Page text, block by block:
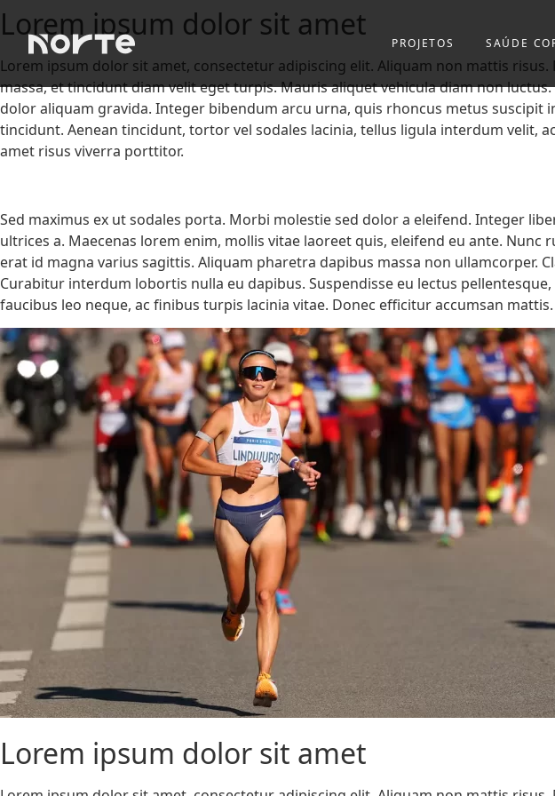
PROJETOS SAÚDE
Lorem ipsum dolor sit amet
Lorem ipsum dolor sit amet, consectetur adipiscing elit. Aliquam non mattis
massa, et tincidunt diam velit eget turpis. Mauris aliquet vehicula diam non
dolor aliquam gravida. Integer bibendum arcu urna, quis rhoncus metus suscipit
tincidunt. Aenean tincidunt, tortor vel sodales lacinia, tellus ligula interdum velit,
amet risus viverra porttitor.
Sed maximus ex ut sodales porta. Morbi molestie sed dolor a eleifend. Integer
ultrices a. Maecenas lorem enim, mollis vitae laoreet quis, eleifend eu ante.
erat id magna varius sagittis. Aliquam pharetra dapibus massa non
Curabitur interdum lobortis nulla eu dapibus. Suspendisse eu lectus
faucibus leo neque, ac finibus turpis lacinia vitae. Donec efficitur accumsan mattis.
Lorem ipsum dolor sit amet